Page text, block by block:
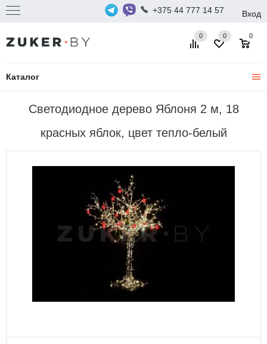
+375 44 777 14 57 Вход
Каталог
0 0
0
Светодиодное дерево Яблоня 2 м, 18
красных яблок, цвет тепло-белый